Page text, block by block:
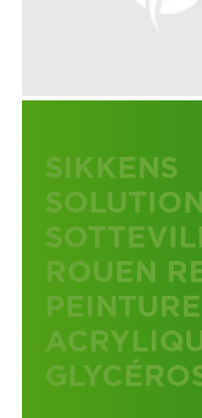
SIKKENS
ROUEN